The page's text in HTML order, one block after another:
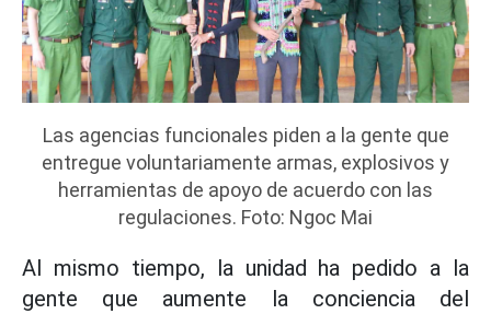
Las agencias funcionales piden a la gente que
entregue voluntariamente armas, explosivos y
herramientas de apoyo de acuerdo con las
regulaciones. Foto: Ngoc Mai
Al mismo tiempo, la unidad ha pedido a la
gente que aumente la conciencia del